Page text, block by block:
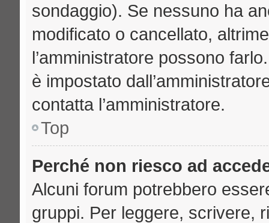
sondaggio). Se nessuno ha
modificato o cancellato,
l’amministratore possono
è impostato
contatta l’amministratore.
Top
Perché non riesco ad
Alcuni forum potrebbero
gruppi. Per leggere, scrivere,